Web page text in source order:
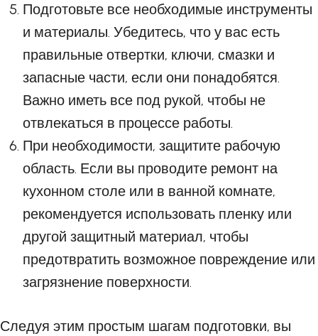
Подготовьте все необходимые инструменты
и материалы. Убедитесь, что у вас есть
правильные отвертки, ключи, смазки и
запасные части, если они понадобятся.
Важно иметь все под рукой, чтобы не
отвлекаться в процессе работы.
При необходимости, защитите рабочую
область. Если вы проводите ремонт на
кухонном столе или в ванной комнате,
рекомендуется использовать пленку или
другой защитный материал, чтобы
предотвратить возможное повреждение или
загрязнение поверхности.
Следуя этим простым шагам подготовки, вы